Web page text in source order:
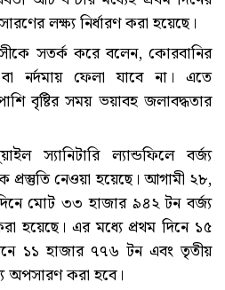
লক্ষ্য নির্ধারণ করা হয়েছে।
সতর্ক করে বলেন, কোরবানির
নর্দমায় ফেলা যাবে না। এতে
বৃষ্টির সময় ভয়াবহ জলাবদ্ধতার
স্যানিটারি ল্যান্ডফিলে বর্জ্য
প্রস্তুতি নেওয়া হয়েছে। আগামী ২৮,
মোট ৩৩ হাজার ৯৪২ টন বর্জ্য
হয়েছে। এর মধ্যে প্রথম দিনে ১৫
১১ হাজার ৭৭৬ টন এবং তৃতীয়
অপসারণ করা হবে।